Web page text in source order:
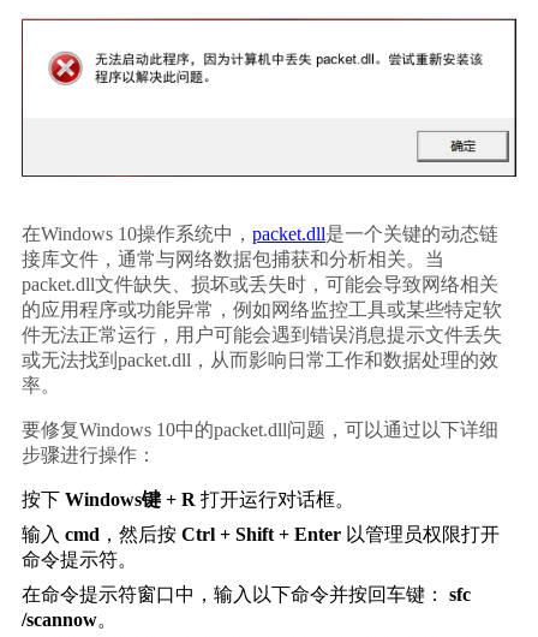
在Windows 10操作系统中， packet.dll是一个关键的动态链
接库文件，通常与网络数据包捕获和分析相关。当
packet.dll文件缺失、损坏或丢失时，可能会导致网络相关
的应用程序或功能异常，例如网络监控工具或某些特定软
件无法正常运行，用户可能会遇到错误消息提示文件丢失
或无法找到packet.dll，从而影响日常工作和数据处理的效
率。
要修复Windows 10中的packet.dll问题，可以通过以下详细
步骤进行操作：
按下 Windows键 + R 打开运行对话框。
输入 cmd ，然后按 Ctrl + Shift + Enter 以管理员权限打开
命令提示符。
在命令提示符窗口中，输入以下命令并按回车键： sfc
/scannow。